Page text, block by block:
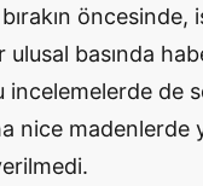
ulusal basında
incelemelerde de
nice